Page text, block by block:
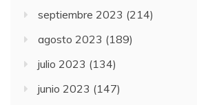
septiembre 2023 (214)
agosto 2023 (189)
julio 2023 (134)
junio 2023 (147)